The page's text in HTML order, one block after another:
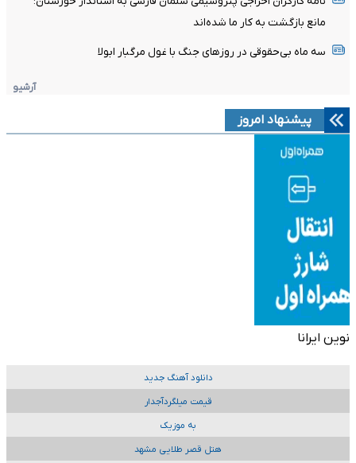
مانع بازگشت به کار ما شده‌اند
سه ماه بی‌حقوقی در روزهای جنگ با غول مرگبار ابولا
آرشیو
پیشنهاد امروز
نوین ایرانا
دانلود آهنگ جدید
قیمت میلگردآجدار
به موزیک
هتل قصر طلایی مشهد